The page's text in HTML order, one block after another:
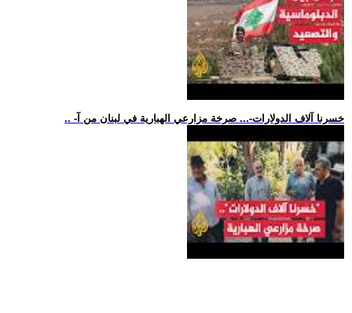
.. -خسرنا آلاف الدولارات-... صرخة مزارعي الهبارية في لبنان من آ